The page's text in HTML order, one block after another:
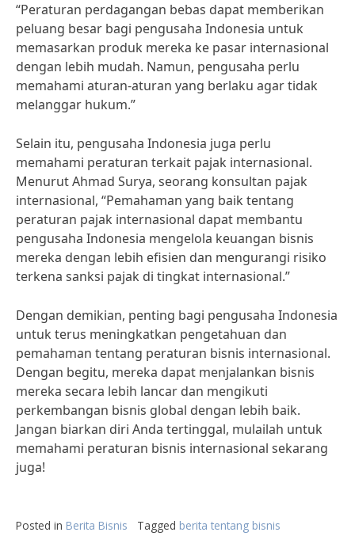
“Peraturan perdagangan bebas dapat memberikan
peluang besar bagi pengusaha Indonesia untuk
memasarkan produk mereka ke pasar internasional
dengan lebih mudah. Namun, pengusaha perlu
memahami aturan-aturan yang berlaku agar tidak
melanggar hukum.”
Selain itu, pengusaha Indonesia juga perlu
memahami peraturan terkait pajak internasional.
Menurut Ahmad Surya, seorang konsultan pajak
internasional, “Pemahaman yang baik tentang
peraturan pajak internasional dapat membantu
pengusaha Indonesia mengelola keuangan bisnis
mereka dengan lebih efisien dan mengurangi risiko
terkena sanksi pajak di tingkat internasional.”
Dengan demikian, penting bagi pengusaha Indonesia
untuk terus meningkatkan pengetahuan dan
pemahaman tentang peraturan bisnis internasional.
Dengan begitu, mereka dapat menjalankan bisnis
mereka secara lebih lancar dan mengikuti
perkembangan bisnis global dengan lebih baik.
Jangan biarkan diri Anda tertinggal, mulailah untuk
memahami peraturan bisnis internasional sekarang
juga!
Posted in Berita Bisnis Tagged berita tentang bisnis